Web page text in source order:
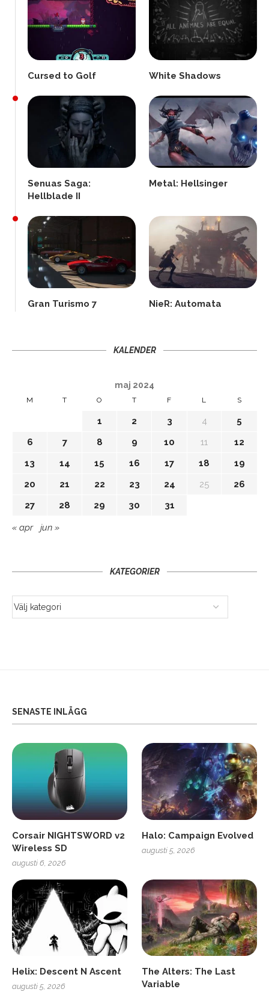
Cursed to Golf White Shadows
Senuas Saga:
Hellblade II
Metal: Hellsinger
Gran Turismo 7 NieR: Automata
KALENDER
maj 2024
M T O T F L S
1 2 3 4
5
6
7 8 9 10 11
12
13
14 15 16 17 18
19
20
21 22 23 24 25
26
27
28 29 30 31
« apr jun »
KATEGORIER
SENASTE INLÄGG
Corsair NIGHTSWORD v2
Wireless SD
augusti 6, 2026
Halo: Campaign Evolved
augusti 5, 2026
Helix: Descent N Ascent
augusti 5, 2026
The Alters: The Last
Variable